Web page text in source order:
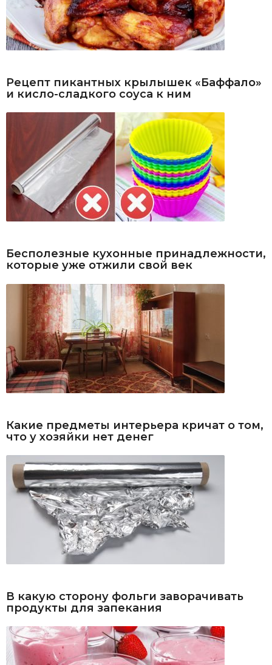
Рецепт пикантных крылышек «Баффало»
и кисло-сладкого соуса к ним
Бесполезные кухонные принадлежности,
которые уже отжили свой век
Какие предметы интерьера кричат о том,
что у хозяйки нет денег
В какую сторону фольги заворачивать
продукты для запекания